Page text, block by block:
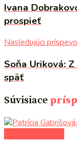
Ivana
prospieť
Nasledujúci
Soňa Uriková:
späť
Súvisiace